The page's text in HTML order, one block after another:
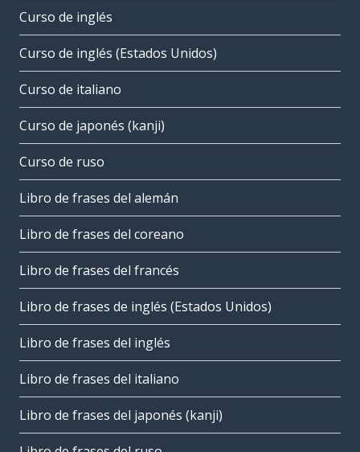
Curso de inglés
Curso de inglés (Estados Unidos)
Curso de italiano
Curso de japonés (kanji)
Curso de ruso
Libro de frases del alemán
Libro de frases del coreano
Libro de frases del francés
Libro de frases de inglés (Estados Unidos)
Libro de frases del inglés
Libro de frases del italiano
Libro de frases del japonés (kanji)